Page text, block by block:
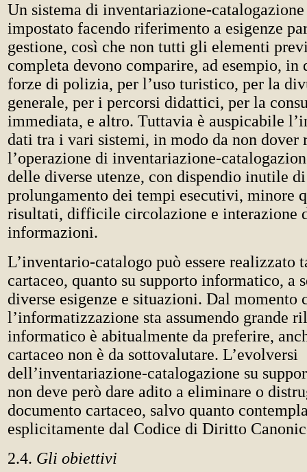
Un sistema di inventariazione-catalogazione
impostato facendo riferimento a esigenze
gestione, così che non tutti gli elementi
completa devono comparire, ad esempio, in
forze di polizia, per l’uso turistico, per la
generale, per i percorsi didattici, per la
immediata, e altro. Tuttavia è auspicabile
dati tra i vari sistemi, in modo da non dover
l’operazione di inventariazione-
delle diverse utenze, con dispendio inutile
prolungamento dei tempi esecutivi, minore
risultati, difficile circolazione e interazione
informazioni.
L’inventario-catalogo può essere realizzato
cartaceo, quanto su supporto informatico, a
diverse esigenze e situazioni. Dal momento
l’informatizzazione sta assumendo grande
informatico è abitualmente da preferire,
cartaceo non è da sottovalutare. L’evolversi
dell’inventariazione-catalogazione su
non deve però dare adito a eliminare o
documento cartaceo, salvo quanto
esplicitamente dal Codice di Diritto
2.4. Gli obiettivi